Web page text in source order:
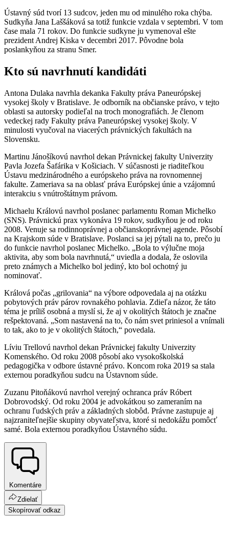
Ústavný súd tvorí 13 sudcov, jeden mu od minulého roka chýba.
Sudkyňa Jana Laššáková sa totiž funkcie vzdala v septembri. V tom
čase mala 71 rokov. Do funkcie sudkyne ju vymenoval ešte
prezident Andrej Kiska v decembri 2017. Pôvodne bola
poslankyňou za stranu Smer.
Kto sú navrhnutí kandidáti
Antona Dulaka navrhla dekanka Fakulty práva Paneurópskej
vysokej školy v Bratislave. Je odborník na občianske právo, v tejto
oblasti sa autorsky podieľal na troch monografiách. Je členom
vedeckej rady Fakulty práva Paneurópskej vysokej školy. V
minulosti vyučoval na viacerých právnických fakultách na
Slovensku.
Martinu Jánošíkovú navrhol dekan Právnickej fakulty Univerzity
Pavla Jozefa Šafárika v Košiciach. V súčasnosti je riaditeľkou
Ústavu medzinárodného a európskeho práva na rovnomennej
fakulte. Zameriava sa na oblasť práva Európskej únie a vzájomnú
interakciu s vnútroštátnym právom.
Michaelu Královú navrhol poslanec parlamentu Roman Michelko
(SNS). Právnickú prax vykonáva 19 rokov, sudkyňou je od roku
2008. Venuje sa rodinnoprávnej a občianskoprávnej agende. Pôsobí
na Krajskom súde v Bratislave. Poslanci sa jej pýtali na to, prečo ju
do funkcie navrhol poslanec Michelko. „Bola to výlučne moja
aktivita, aby som bola navrhnutá,“ uviedla a dodala, že oslovila
preto známych a Michelko bol jediný, kto bol ochotný ju
nominovať.
Králová počas „grilovania“ na výbore odpovedala aj na otázku
pobytových práv párov rovnakého pohlavia. Zdieľa názor, že táto
téma je príliš osobná a myslí si, že aj v okolitých štátoch je značne
rešpektovaná. „Som nastavená na to, čo nám svet priniesol a vnímali
to tak, ako to je v okolitých štátoch,“ povedala.
Líviu Trellovú navrhol dekan Právnickej fakulty Univerzity
Komenského. Od roku 2008 pôsobí ako vysokoškolská
pedagogička v odbore ústavné právo. Koncom roka 2019 sa stala
externou poradkyňou sudcu na Ústavnom súde.
Zuzanu Pitoňákovú navrhol verejný ochranca práv Róbert
Dobrovodský. Od roku 2004 je advokátkou so zameraním na
ochranu ľudských práv a základných slobôd. Právne zastupuje aj
najzraniteľnejšie skupiny obyvateľstva, ktoré si nedokážu pomôcť
samé. Bola externou poradkyňou Ústavného súdu.
Komentáre
Zdielať
Skopírovať odkaz